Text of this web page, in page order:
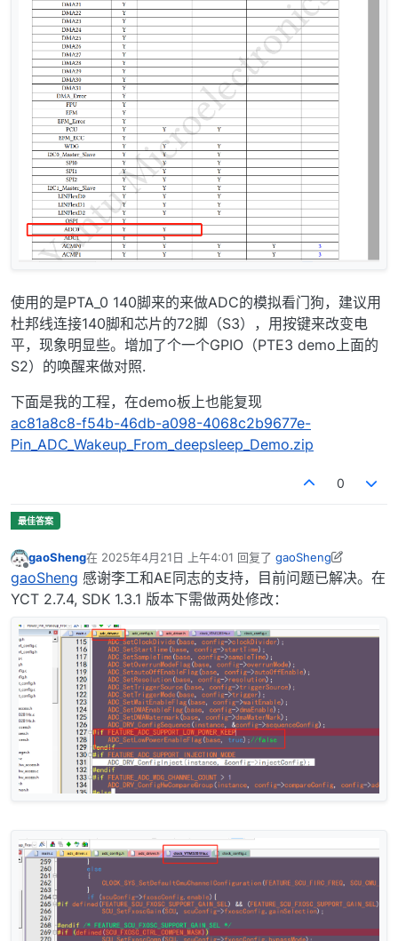
使用的是PTA_0 140脚来的来做ADC的模拟看门狗，建议用
杜邦线连接140脚和芯片的72脚（S3），用按键来改变电
平，现象明显些。增加了个一个GPIO（PTE3 demo上面的
S2）的唤醒来做对照.
下面是我的工程，在demo板上也能复现
ac81a8c8-f54b-46db-a098-4068c2b9677e-
Pin_ADC_Wakeup_From_deepsleep_Demo.zip
0
离线
gaoSheng在 2025年4月21日 上午4:01 回复了 gaoSheng
最后由 gaoSheng 编辑 2025年4月21日 下午12:02
gaoSheng 感谢李工和AE同志的支持，目前问题已解决。在
YCT 2.7.4, SDK 1.3.1 版本下需做两处修改：